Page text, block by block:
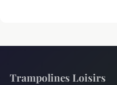
Trampolines Loisirs